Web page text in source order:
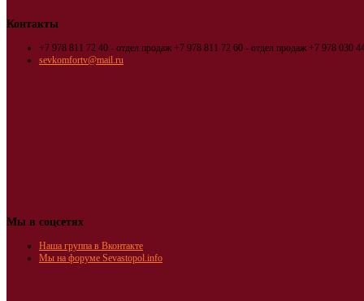
Контакты
+7 978 811 72 40 - отдел продаж +7 978 811 72 60 - отдел продаж +7 978 030
sevkomfortv@mail.ru
Мы в соцсетях
Наша группа в Вконтакте
Мы на форуме Sevastopol.info